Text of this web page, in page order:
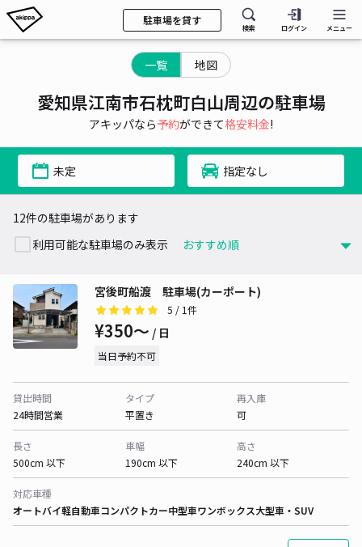
駐車場を貸す
検索 ログイン メニュー
一覧 地図
愛知県江南市石枕町白山周辺の駐車場
アキッパなら予約ができて格安料金!
未定 指定なし
12件の駐車場があります
利用可能な駐車場のみ表示
宮後町船渡 駐車場(カーポート)
5 / 1件
¥350〜 / 日
当日予約不可
貸出時間
24時間営業
タイプ
平置き
再入庫
可
長さ
500cm 以下
車幅
190cm 以下
高さ
240cm 以下
対応車種
オートバイ軽自動車コンパクトカー中型車ワンボックス大型車・SUV